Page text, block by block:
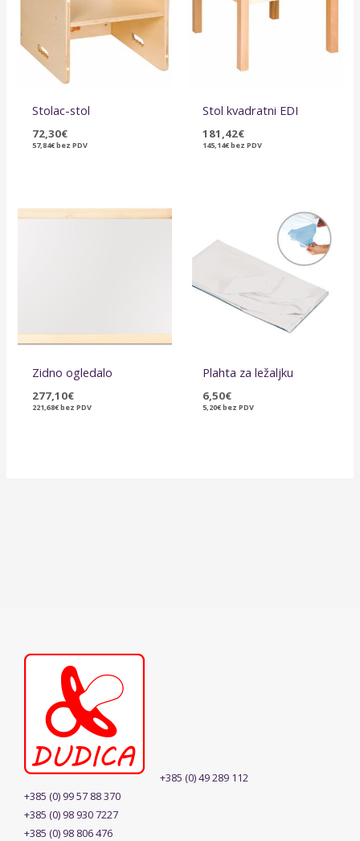
Stolac-stol
72,30€
57,84€bez PDV
Stol kvadratni EDI
181,42€
145,14€bez PDV
Zidno ogledalo
277,10€
221,68€bez PDV
Plahta za ležaljku
6,50€
5,20€bez PDV
+385 (0) 49 289 112
+385 (0) 99 57 88 370
+385 (0) 98 930 7227
+385 (0) 98 806 476